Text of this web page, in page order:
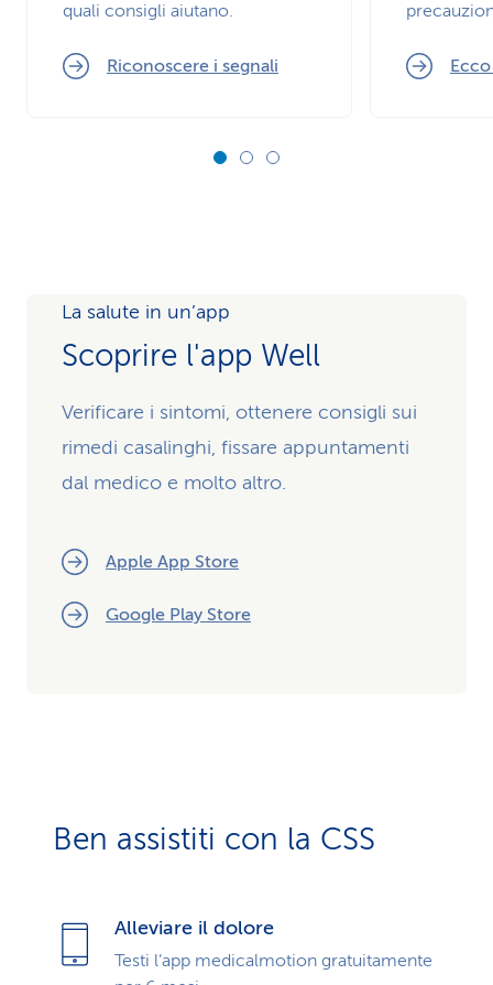
quali consigli aiutano.
Riconoscere i segnali
La salute in un’app
Scoprire l'app Well
Verificare i sintomi, ottenere consigli sui
rimedi casalinghi, fissare appuntamenti
dal medico e molto altro.
Apple App Store
Google Play Store
Ben assistiti con la CSS
Alleviare il dolore
Testi l’app medicalmotion gratuitamente